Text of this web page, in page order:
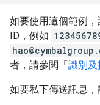
如要使用這個範例，
ID，例如
者，請參閱「 識別及
如要私下傳送訊息，